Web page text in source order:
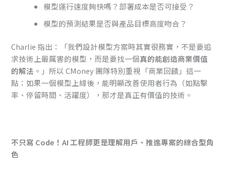
模型運行速度夠快嗎？部署成本是否可接受？
模型的預測結果是否與產品目標高度吻合？
Charlie 指出：「我們設計模型方案時其實很務實，不是要追
求技術上最厲害的模型，而是要找一個真的能創造商業價值
的解法 。」所以 CMoney 團隊特別重視「商業回饋」這一
點：如果一個模型上線後，能明顯改善使用者行為（如點擊
率、停留時間、活躍度），那才是真正有價值的技術。
不只寫 Code！AI 工程師更是理解用戶、推進專案的綜合型角
色